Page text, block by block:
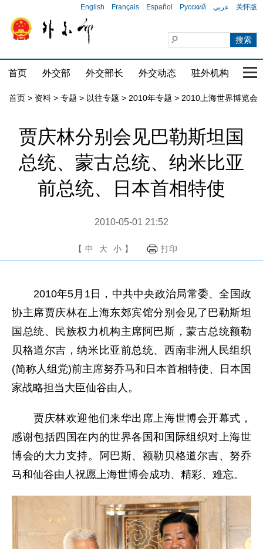
English Français Español Русский عربي 关怀版
首页 外交部 外交部长 外交动态 驻外机构 国
首页 > 资料 > 专题 > 以往专题 > 2010年专题 > 2010上海世界博览会
贾庆林分别会见巴勒斯坦国
总统、蒙古总统、纳米比亚
前总统、日本首相特使
2010-05-01 21:52
【 中 大 小 】 打印
2010年5月1日，中共中央政治局常委、全国政
协主席贾庆林在上海东郊宾馆分别会见了巴勒斯坦
国总统、民族权力机构主席阿巴斯，蒙古总统额勒
贝格道尔吉，纳米比亚前总统、西南非洲人民组织
(简称人组党)前主席努乔马和日本首相特使、日本国
家战略担当大臣仙谷由人。
贾庆林欢迎他们来华出席上海世博会开幕式，
感谢包括四国在内的世界各国和国际组织对上海世
博会的大力支持。阿巴斯、额勒贝格道尔吉、努乔
马和仙谷由人祝愿上海世博会成功、精彩、难忘。